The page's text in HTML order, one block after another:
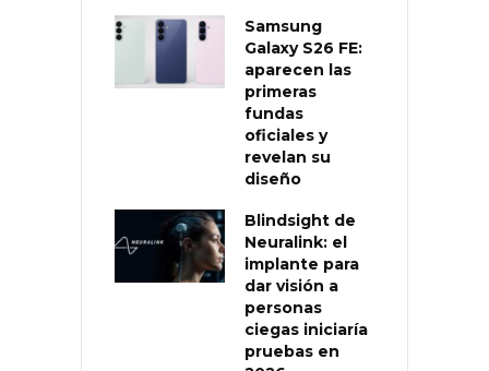
Samsung
Galaxy S26 FE:
aparecen las
primeras
fundas
oficiales y
revelan su
diseño
Blindsight de
Neuralink: el
implante para
dar visión a
personas
ciegas iniciaría
pruebas en